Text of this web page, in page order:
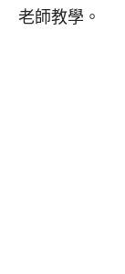
老師教學。